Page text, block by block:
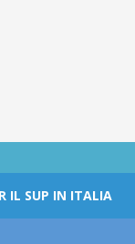
IL SUP IN ITALIA